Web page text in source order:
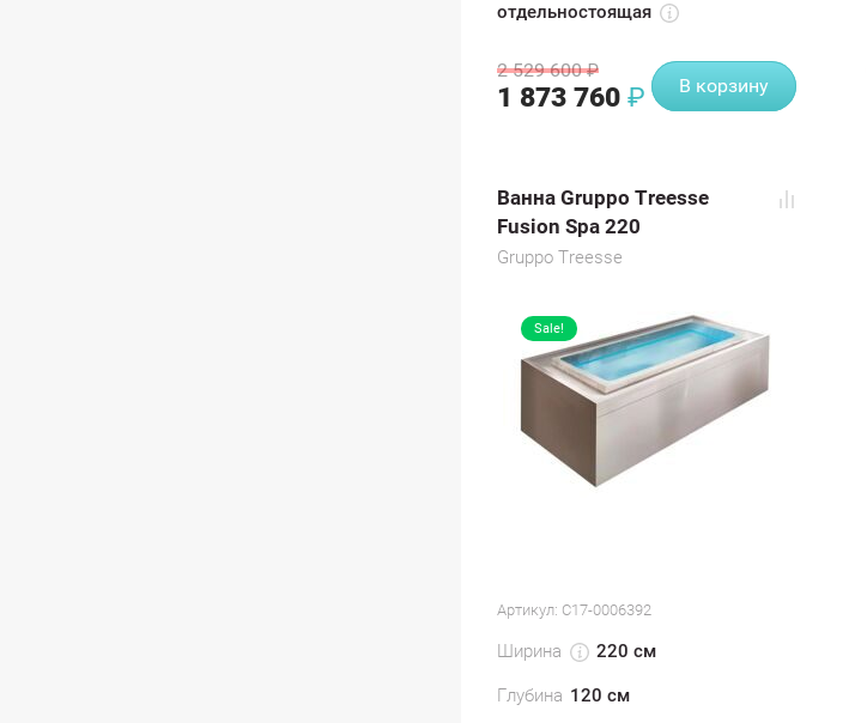
отдельностоящая
2 529 600 ₽
1 873 760 ₽ В корзину
Ванна Gruppo Treesse
Fusion Spa 220
Gruppo Treesse
Sale!
Артикул: С17-0006392
Ширина 220 см
Глубина 120 см